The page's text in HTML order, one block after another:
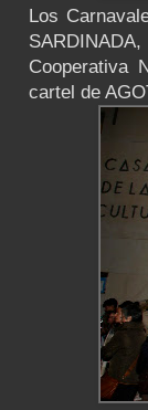
Los
Cooperativa
cartel de